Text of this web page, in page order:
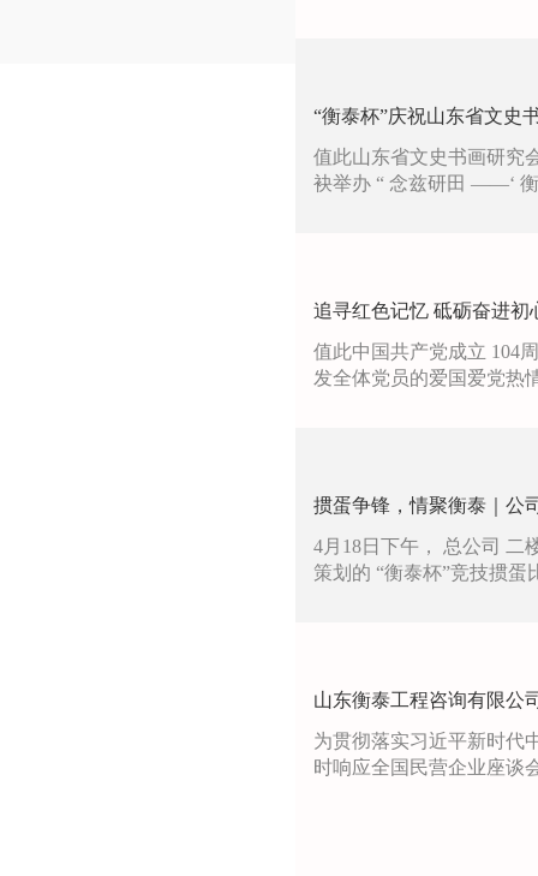
“衡泰杯”庆祝山东省文史
值此山东省文史书画研究
袂举办 “ 念兹研田 ——‘
追寻红色记忆 砥砺奋进
值此中国共产党成立 104
发全体党员的爱国爱党热
掼蛋争锋，情聚衡泰｜公
4月18日下午， 总公司 二
策划的 “衡泰杯”竞技掼
山东衡泰工程咨询有限公
为贯彻落实习近平新时代
时响应全国民营企业座谈